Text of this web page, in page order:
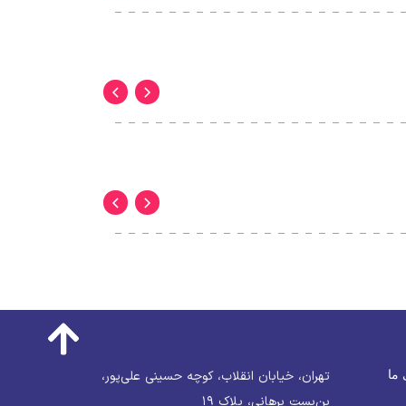
ما
تهران، خیابان انقلاب، کوچه حسینی علی‌پور،
بن‌بست برهانی، پلاک ۱۹